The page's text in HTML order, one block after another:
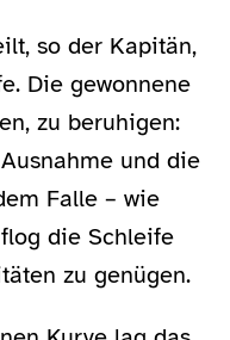
so der Kapitän,
Die gewonnene
zu beruhigen:
und die
Falle – wie
die Schleife
zu genügen.